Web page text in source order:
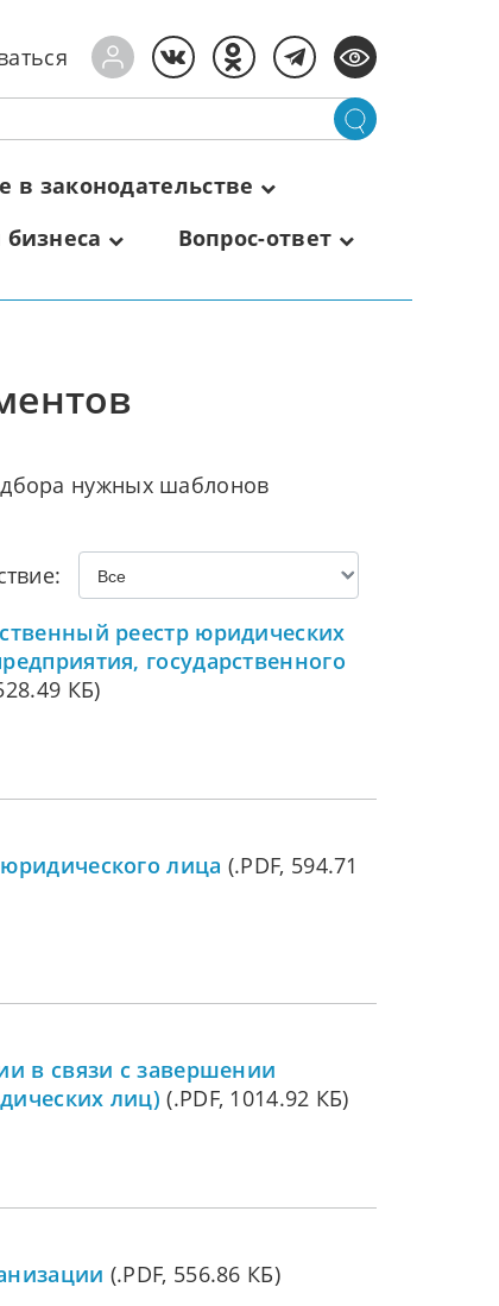
в законодательстве
Вопрос-ответ
нужных шаблонов
реестр юридических
государственного
КБ)
лица (.PDF, 594.71
в связи с завершении
лиц) (.PDF, 1014.92 КБ)
(.PDF, 556.86 КБ)